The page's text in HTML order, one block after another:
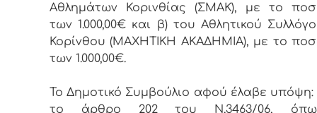
Αθλημάτων Κορινθίας (ΣΜΑΚ), με το
των 1.000,00€ και β) του Αθλητικού
Κορίνθου (ΜΑΧΗΤΙΚΗ ΑΚΑΔΗΜΙΑ), με το
των 1.000,00€.
Το Δημοτικό Συμβούλιο αφού έλαβε υπόψη:
το άρθρο 202 του Ν.3463/06,